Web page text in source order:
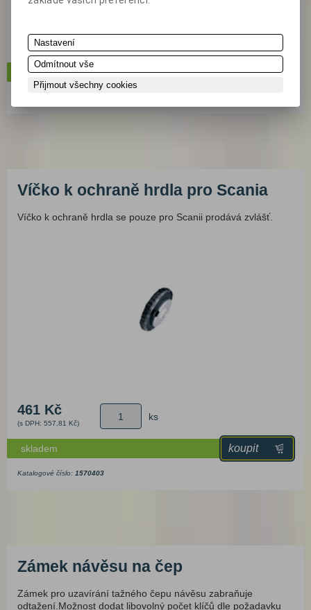
840 Kč
(s DPH: 1 016,40 Kč)
skladem koupit
Víčko k ochraně hrdla pro Scania
Víčko k ochraně hrdla se pouze pro Scanii prodává zvlášť.
461 Kč
(s DPH: 557,81 Kč)
ks
skladem koupit
Katalogové číslo: 1570403
Zámek návěsu na čep
Zámek pro uzavírání tažného čepu návěsu zabraňuje
odtažení.Možnost dodat libovolný počet klíčů dle požadavku
Nastavení
Odmítnout vše
Přijmout všechny cookies